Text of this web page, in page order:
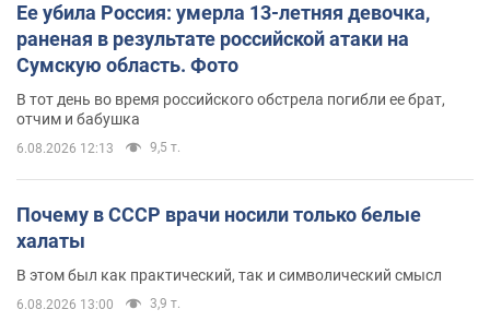
Ее убила Россия: умерла 13-летняя девочка,
раненая в результате российской атаки на
Сумскую область. Фото
В тот день во время российского обстрела погибли ее брат,
отчим и бабушка
6.08.2026 12:13 9,5 т.
Почему в СССР врачи носили только белые
халаты
В этом был как практический, так и символический смысл
6.08.2026 13:00 3,9 т.